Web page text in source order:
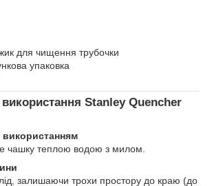
для чищення трубочки
упаковка
використання Stanley Quencher
чашку теплою водою з милом.
залишаючи трохи простору до краю (до